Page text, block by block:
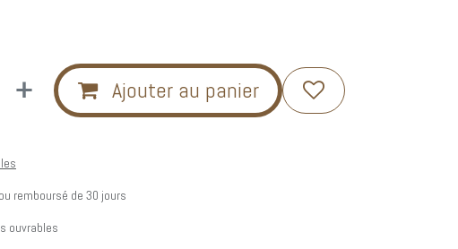
Ajouter au panier
remboursé de 30 jours
ouvrables